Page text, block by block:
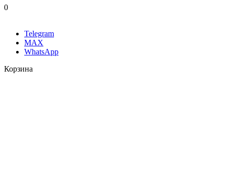
0
Telegram
MAX
WhatsApp
Корзина